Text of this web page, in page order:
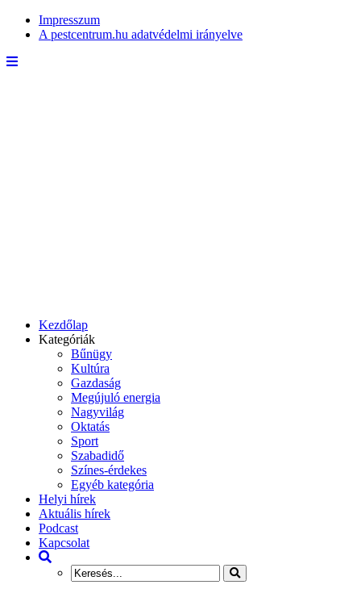
Impresszum
A pestcentrum.hu adatvédelmi irányelve
Kezdőlap
Kategóriák
Bűnügy
Kultúra
Gazdaság
Megújuló energia
Nagyvilág
Oktatás
Sport
Szabadidő
Színes-érdekes
Egyéb kategória
Helyi hírek
Aktuális hírek
Podcast
Kapcsolat